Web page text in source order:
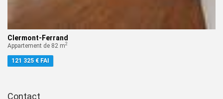
Clermont-Ferrand
Appartement de 82 m2
121 325 € FAI
Contact